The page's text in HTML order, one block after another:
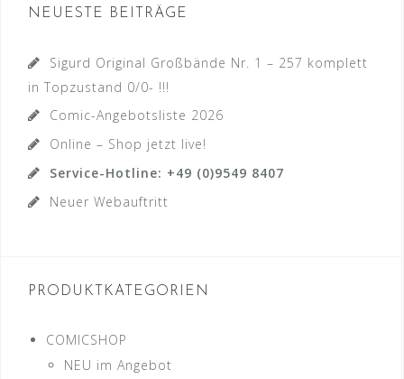
NEUESTE BEITRÄGE
Sigurd Original Großbände Nr. 1 – 257 komplett
in Topzustand 0/0- !!!
Comic-Angebotsliste 2026
Online – Shop jetzt live!
Service-Hotline: +49 (0)9549 8407
Neuer Webauftritt
PRODUKTKATEGORIEN
COMICSHOP
NEU im Angebot